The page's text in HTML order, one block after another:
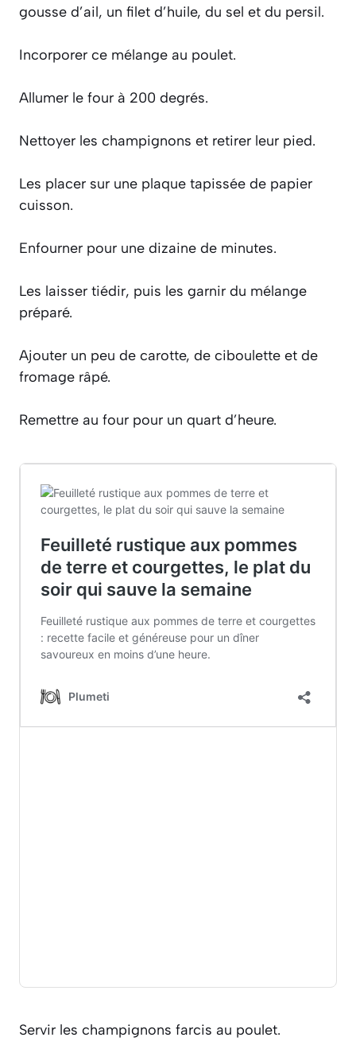
gousse d’ail, un filet d’huile, du sel et du persil.
Incorporer ce mélange au poulet.
Allumer le four à 200 degrés.
Nettoyer les champignons et retirer leur pied.
Les placer sur une plaque tapissée de papier
cuisson.
Enfourner pour une dizaine de minutes.
Les laisser tiédir, puis les garnir du mélange
préparé.
Ajouter un peu de carotte, de ciboulette et de
fromage râpé.
Remettre au four pour un quart d’heure.
Servir les champignons farcis au poulet.